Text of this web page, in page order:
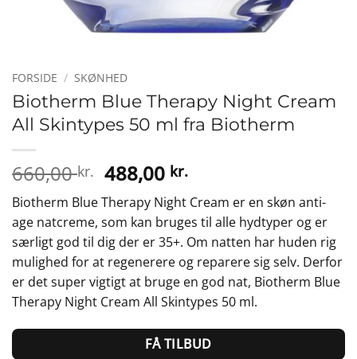
FORSIDE / SKØNHED
Biotherm Blue Therapy Night Cream
All Skintypes 50 ml fra Biotherm
660,00kr. Den
oprindelige
pris
var:
660,00 kr..
488,00 kr.Den
aktuelle
pris
er:
488,00 kr..
Biotherm Blue Therapy Night Cream er en skøn anti-
age natcreme, som kan bruges til alle hydtyper og er
særligt god til dig der er 35+. Om natten har huden rig
mulighed for at regenerere og reparere sig selv. Derfor
er det super vigtigt at bruge en god nat, Biotherm Blue
Therapy Night Cream All Skintypes 50 ml.
FÅ TILBUD